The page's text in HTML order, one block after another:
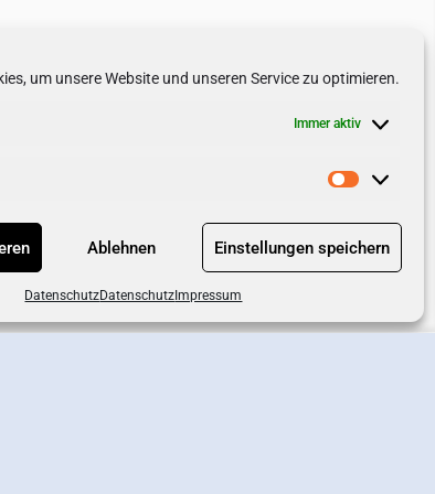
um unsere Website und unseren Service zu optimieren.
Immer aktiv
Ablehnen Einstellungen speichern
DatenschutzDatenschutz Impressum